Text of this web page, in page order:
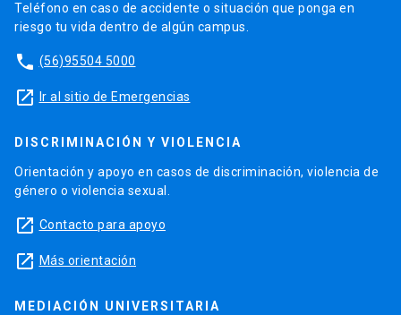
Teléfono en caso de accidente o situación que ponga en
riesgo tu vida dentro de algún campus.
phone (56)95504 5000
launch Ir al sitio de Emergencias
DISCRIMINACIÓN Y VIOLENCIA
Orientación y apoyo en casos de discriminación, violencia de
género o violencia sexual.
launch Contacto para apoyo
launch Más orientación
MEDIACIÓN UNIVERSITARIA